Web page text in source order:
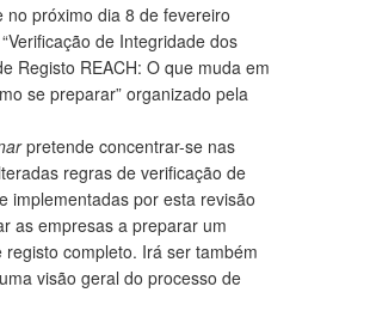
no próximo dia 8 de fevereiro
de Integridade dos
Registo REACH: O que muda em
se preparar” organizado pela
pretende concentrar-se nas
regras de verificação de
implementadas por esta revisão
as empresas a preparar um
registo completo. Irá ser também
visão geral do processo de